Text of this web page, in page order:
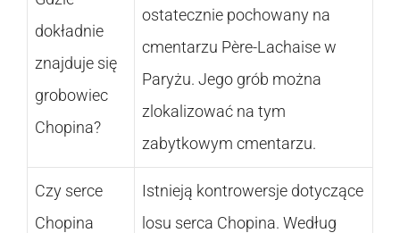
dokładnie
znajduje się
grobowiec
Chopina?
ostatecznie pochowany na
cmentarzu Père-Lachaise w
Paryżu. Jego grób można
zlokalizować na tym
zabytkowym cmentarzu.
Czy serce
Chopina
Istnieją kontrowersje dotyczące
losu serca Chopina. Według